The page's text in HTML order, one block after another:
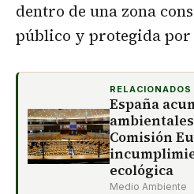
dentro de una zona
público y protegida por
RELACIONADOS
España
Comisión
ecológica
Medio Ambiente